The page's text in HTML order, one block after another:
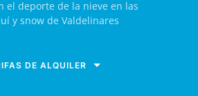
el deporte de la nieve en las
y snow de Valdelinares
DE ALQUILER